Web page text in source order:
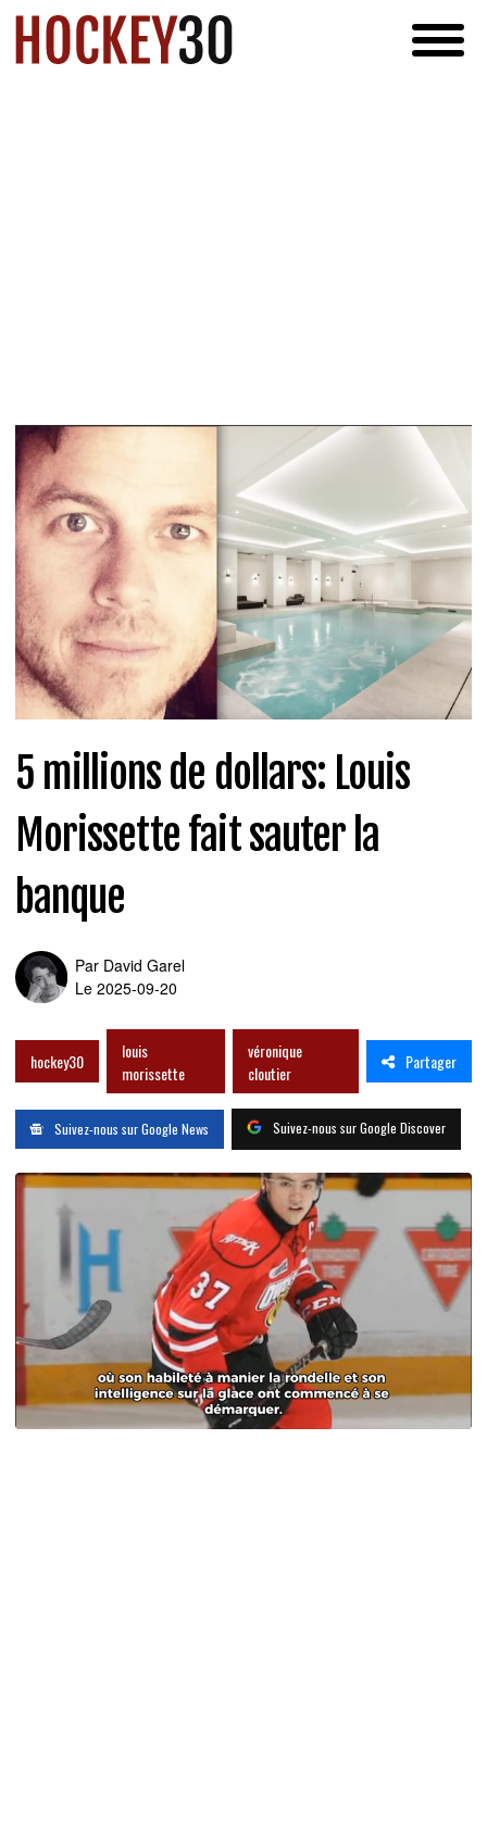
5 millions de dollars: Louis
Morissette fait sauter la
banque
Par David Garel
Le 2025-09-20
hockey30
louis
morissette
véronique
cloutier
Partager
Suivez-nous sur Google News Suivez-nous sur Google Discover